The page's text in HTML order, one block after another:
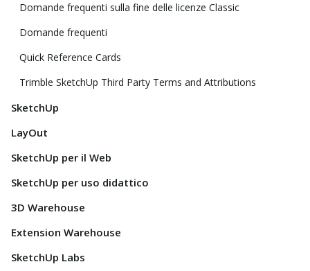
Domande frequenti sulla fine delle licenze Classic
Domande frequenti
Quick Reference Cards
Trimble SketchUp Third Party Terms and Attributions
SketchUp
LayOut
SketchUp per il Web
SketchUp per uso didattico
3D Warehouse
Extension Warehouse
SketchUp Labs